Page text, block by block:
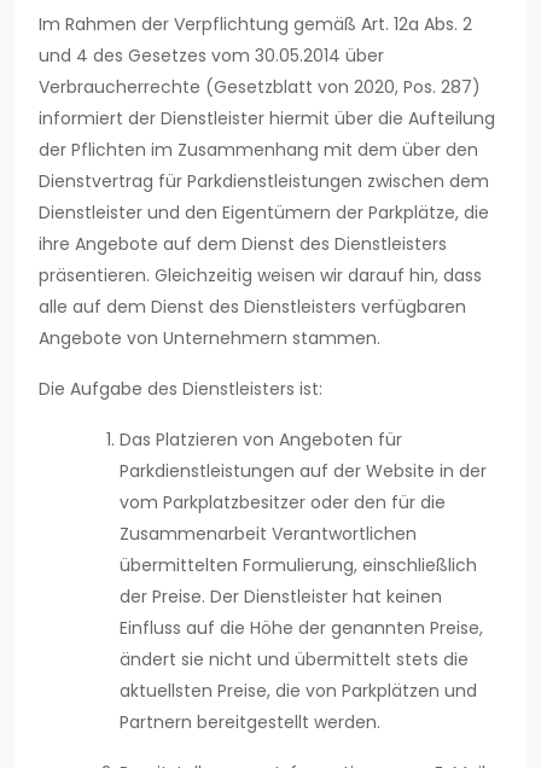
Im Rahmen der Verpflichtung gemäß Art. 12a Abs. 2
und 4 des Gesetzes vom 30.05.2014 über
Verbraucherrechte (Gesetzblatt von 2020, Pos. 287)
informiert der Dienstleister hiermit über die Aufteilung
der Pflichten im Zusammenhang mit dem über den
Dienstvertrag für Parkdienstleistungen zwischen dem
Dienstleister und den Eigentümern der Parkplätze, die
ihre Angebote auf dem Dienst des Dienstleisters
präsentieren. Gleichzeitig weisen wir darauf hin, dass
alle auf dem Dienst des Dienstleisters verfügbaren
Angebote von Unternehmern stammen.
Die Aufgabe des Dienstleisters ist:
Das Platzieren von Angeboten für
Parkdienstleistungen auf der Website in der
vom Parkplatzbesitzer oder den für die
Zusammenarbeit Verantwortlichen
übermittelten Formulierung, einschließlich
der Preise. Der Dienstleister hat keinen
Einfluss auf die Höhe der genannten Preise,
ändert sie nicht und übermittelt stets die
aktuellsten Preise, die von Parkplätzen und
Partnern bereitgestellt werden.